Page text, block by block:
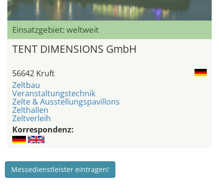
Einsatzgebiet: weltweit
TENT DIMENSIONS GmbH
56642 Kruft
Zeltbau
Veranstaltungstechnik
Zelte & Ausstellungspavillons
Zelthallen
Zeltverleih
Korrespondenz:
Messedienstleister eintragen!